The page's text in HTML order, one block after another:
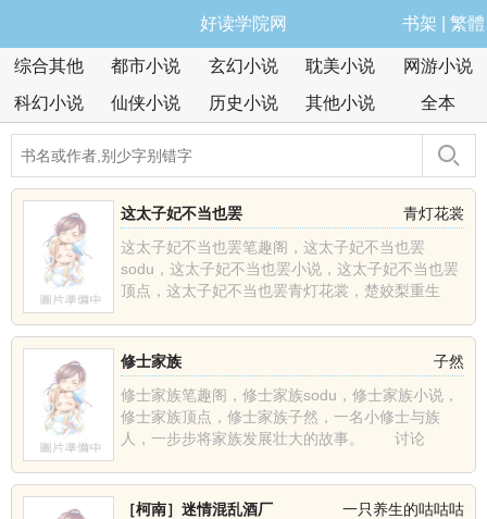
好读学院网 书架 繁體
综合其他 都市小说 玄幻小说 耽美小说
网游小说
科幻小说
仙侠小说 历史小说 其他小说 全本
青灯花裳
这太子妃不当也罢
这太子妃不当也罢笔趣阁，这太子妃不当也罢
sodu，这太子妃不当也罢小说，这太子妃不当也罢
顶点，这太子妃不当也罢青灯花裳，楚姣梨重生
子然
修士家族
修士家族笔趣阁，修士家族sodu，修士家族小说，
修士家族顶点，修士家族子然，一名小修士与族
人，一步步将家族发展壮大的故事。 讨论
一只养生的咕咕咕
［柯南］迷情混乱酒厂